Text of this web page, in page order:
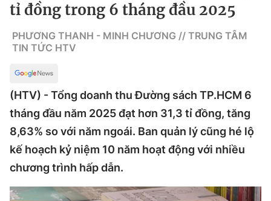
tỉ đồng trong 6 tháng đầu 2025
PHƯƠNG THANH - MINH CHƯƠNG // TRUNG TÂM
TIN TỨC HTV
(HTV) - Tổng doanh thu Đường sách TP.HCM 6
tháng đầu năm 2025 đạt hơn 31,3 tỉ đồng, tăng
8,63% so với năm ngoái. Ban quản lý cũng hé lộ
kế hoạch kỷ niệm 10 năm hoạt động với nhiều
chương trình hấp dẫn.